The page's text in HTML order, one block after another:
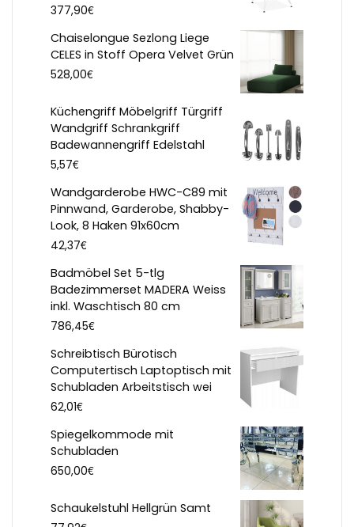
377,90€
Chaiselongue Sezlong Liege
CELES in Stoff Opera Velvet Grün
528,00€
Küchengriff Möbelgriff Türgriff
Wandgriff Schrankgriff
Badewannengriff Edelstahl
5,57€
Wandgarderobe HWC-C89 mit
Pinnwand, Garderobe, Shabby-
Look, 8 Haken 91x60cm
42,37€
Badmöbel Set 5-tlg
Badezimmerset MADERA Weiss
inkl. Waschtisch 80 cm
786,45€
Schreibtisch Bürotisch
Computertisch Laptoptisch mit
Schubladen Arbeitstisch wei
62,01€
Spiegelkommode mit
Schubladen
650,00€
Schaukelstuhl Hellgrün Samt